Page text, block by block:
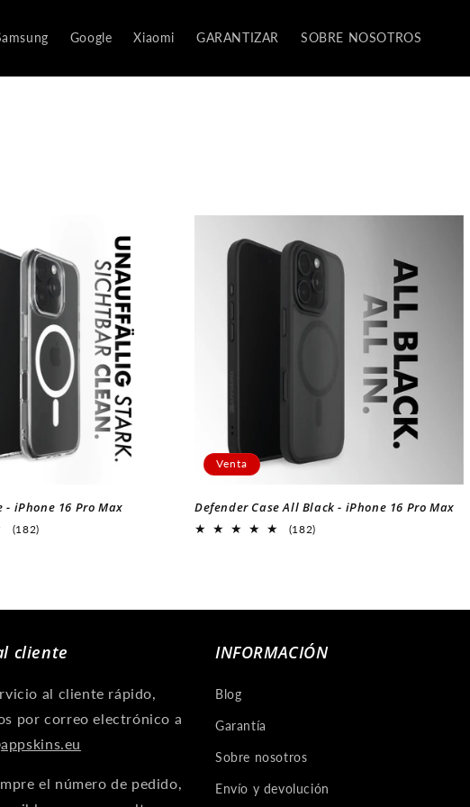
Google Xiaomi GARANTIZAR SOBRE NOSOTROS
- iPhone 16 Pro Max
(182)
Venta
Defender Case All Black - iPhone 16 Pro Max
(182)
cliente
al cliente rápido,
por correo electrónico a
el número de pedido,
INFORMACIÓN
Blog
Garantía
Sobre nosotros
Envío y devolución